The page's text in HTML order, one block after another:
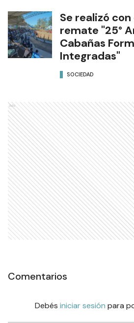
Se realizó
remate "25°
Cabañas
Integradas"
SOCIEDAD
Ads
Comentarios
Debés iniciar sesión para